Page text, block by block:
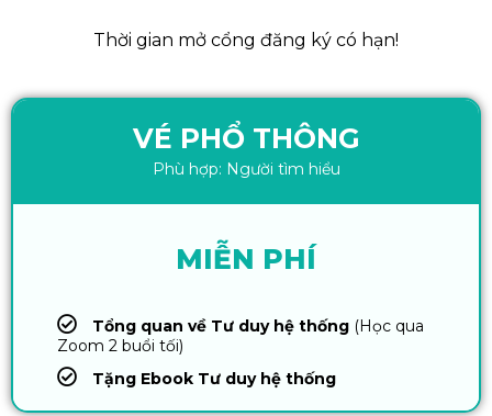
Thời gian mở cổng đăng ký có hạn!
VÉ PHỔ THÔNG
Phù hợp: Người tìm hiểu
MIỄN PHÍ
Tổng quan về Tư duy hệ thống (Học qua
Zoom 2 buổi tối)
Tặng Ebook Tư duy hệ thống